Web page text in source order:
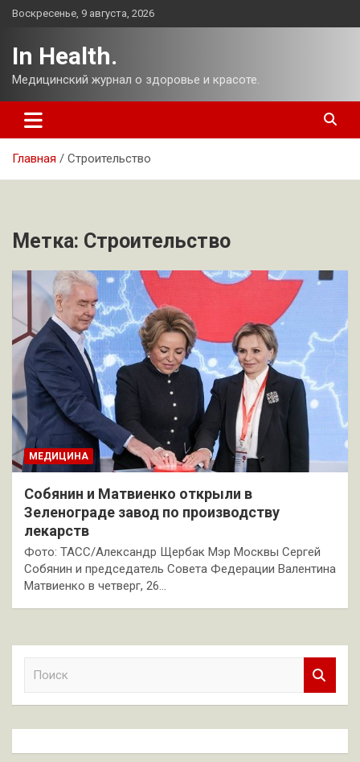
Перейти
Воскресенье, 9 августа, 2026
In Health.
Медицинский журнал о здоровье и красоте.
Главная Строительство
Метка: Строительство
МЕДИЦИНА
Собянин и Матвиенко открыли в
Зеленограде завод по производству
лекарств
Фото: ТАСС/Александр Щербак Мэр Москвы Сергей
Собянин и председатель Совета Федерации Валентина
Матвиенко в четверг, 26…
к